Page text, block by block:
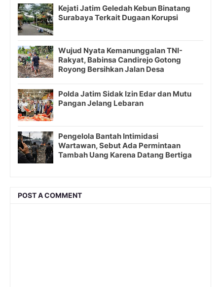
Kejati Jatim Geledah Kebun Binatang
Surabaya Terkait Dugaan Korupsi
Wujud Nyata Kemanunggalan TNI-
Rakyat, Babinsa Candirejo Gotong
Royong Bersihkan Jalan Desa
Polda Jatim Sidak Izin Edar dan Mutu
Pangan Jelang Lebaran
Pengelola Bantah Intimidasi
Wartawan, Sebut Ada Permintaan
Tambah Uang Karena Datang Bertiga
POST A COMMENT